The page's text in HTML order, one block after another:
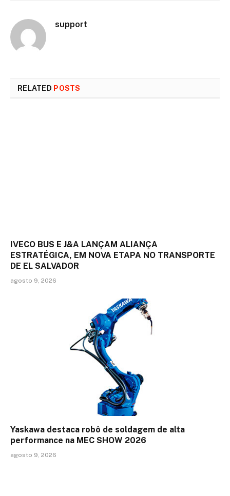
support
RELATED POSTS
IVECO BUS E J&A LANÇAM ALIANÇA
ESTRATÉGICA, EM NOVA ETAPA NO TRANSPORTE
DE EL SALVADOR
agosto 9, 2026
Yaskawa destaca robô de soldagem de alta
performance na MEC SHOW 2026
agosto 9, 2026